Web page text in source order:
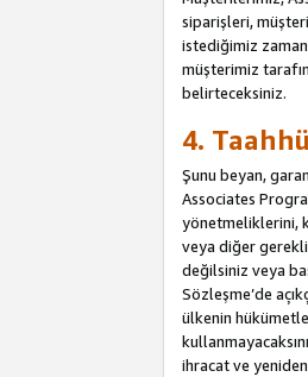
siparişleri,
istediğimiz
müşterimiz
belirteceksiniz.
4.
Şunu beyan,
Associates
yönetmeliklerini,
veya diğer
değilsiniz veya
Sözleşme’de
ülkenin
ihracat ve